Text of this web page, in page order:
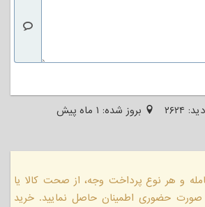
۲۶۲۴ بروز شده: ۱ ماه پیش
و هر نوع پرداخت وجه، از صحت کالا یا
صورت حضوری اطمینان حاصل نمایید. خرید